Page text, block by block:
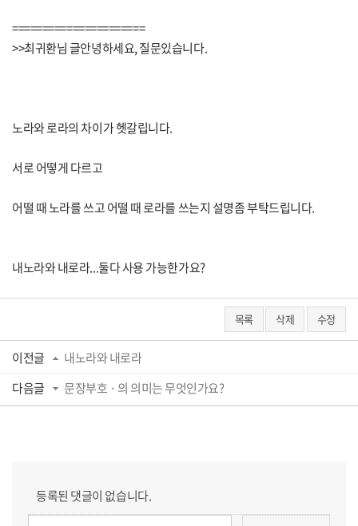
======================
>>최귀환님 글안녕하세요, 질문있습니다.
노라와 로라의 차이가 헷갈립니다.
서로 어떻게 다르고
어떨 때 노라를 쓰고 어떨 때 로라를 쓰는지 설명좀 부탁드립니다.
내노라와 내로라...둘다 사용 가능한가요?
목록 삭제 수정
이전글
내노라와 내로라
다음글
문장부호 · 의 의미는 무엇인가요?
등록된 댓글이 없습니다.